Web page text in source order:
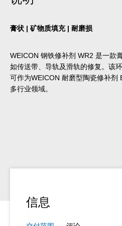
膏状 | 矿物质填充 | 耐磨损
WEICON 钢铁修补剂 WR2 是一款
如传送带、导轨及滑轨的修复。该
可作为WEICON 耐磨型陶瓷修补剂
多行业领域。
信息